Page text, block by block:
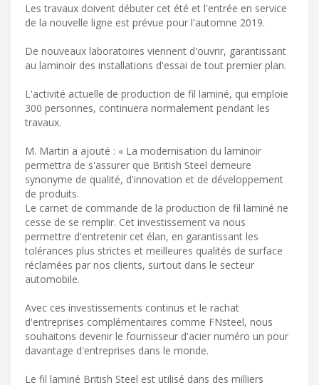
Les travaux doivent débuter cet été et l'entrée en service
de la nouvelle ligne est prévue pour l'automne 2019.
De nouveaux laboratoires viennent d'ouvrir, garantissant
au laminoir des installations d'essai de tout premier plan.
L'activité actuelle de production de fil laminé, qui emploie
300 personnes, continuera normalement pendant les
travaux.
M. Martin a ajouté : « La modernisation du laminoir
permettra de s'assurer que British Steel demeure
synonyme de qualité, d'innovation et de développement
de produits.
Le carnet de commande de la production de fil laminé ne
cesse de se remplir. Cet investissement va nous
permettre d'entretenir cet élan, en garantissant les
tolérances plus strictes et meilleures qualités de surface
réclamées par nos clients, surtout dans le secteur
automobile.
Avec ces investissements continus et le rachat
d'entreprises complémentaires comme FNsteel, nous
souhaitons devenir le fournisseur d'acier numéro un pour
davantage d'entreprises dans le monde.
Le fil laminé British Steel est utilisé dans des milliers